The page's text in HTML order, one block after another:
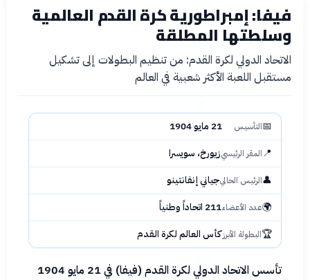
حماسة 📝 مقالة الشهر الماضي
فيفا: إمبراطورية كرة القدم العالمية
وسلطتها المطلقة
الاتحاد الدولي لكرة القدم: من تنظيم البطولات إلى تشكيل
مستقبل اللعبة الأكثر شعبية في العالم
📅التأسيس
21 مايو 1904
📍المقر الرئيسيزيورخ، سويسرا
👤الرئيس الحاليجياني إنفانتينو
🌍عدد الأعضاء211 اتحاداً وطنياً
🏆البطولة الأبرزكأس العالم لكرة القدم
تأسس الاتحاد الدولي لكرة القدم (فيفا) في 21 مايو 1904